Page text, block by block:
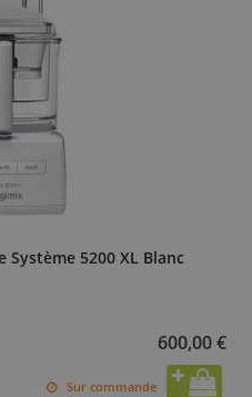
5200 XL Blanc
600,00 €
Sur commande